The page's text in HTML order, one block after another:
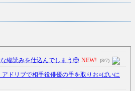
縦読みを仕込んでしまう🥺 NEW! (8/7)
アドリブで相手役俳優の手を取りお○ぱいに